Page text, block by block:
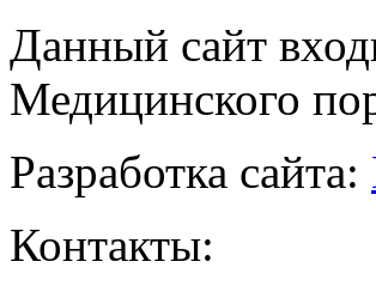
Данный сайт
Медицинского
Разработка сайта:
Контакты: